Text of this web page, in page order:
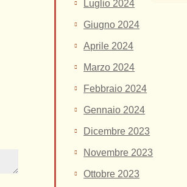
Luglio 2024
Giugno 2024
Aprile 2024
Marzo 2024
Febbraio 2024
Gennaio 2024
Dicembre 2023
Novembre 2023
Ottobre 2023